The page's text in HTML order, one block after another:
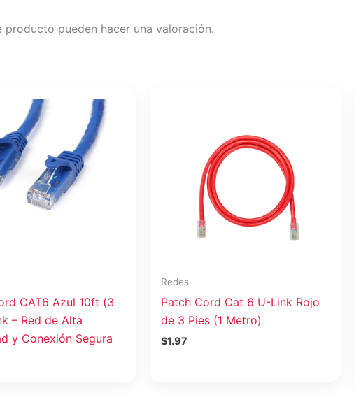
pueden hacer una valoración.
CAT6 Azul 10ft (3
– Red de Alta
y Conexión Segura
Redes
Patch Cord Cat 6 U-Link Rojo
de 3 Pies (1 Metro)
$1.97